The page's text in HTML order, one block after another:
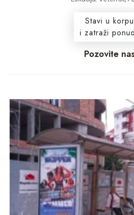
Stavi u korpu
i zatraži
Pozovite